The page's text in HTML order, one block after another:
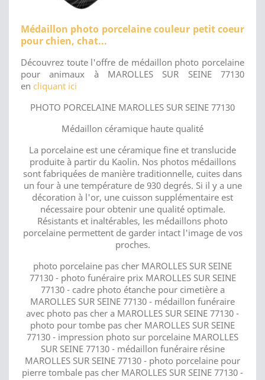
Médaillon photo porcelaine couleur petit coeur
pour chien, chat...
Découvrez toute l'offre de médaillon photo porcelaine
pour animaux à MAROLLES SUR SEINE 77130
en cliquant ici
PHOTO PORCELAINE MAROLLES SUR SEINE 77130
Médaillon céramique haute qualité
La porcelaine est une céramique fine et translucide
produite à partir du Kaolin. Nos photos médaillons
sont fabriquées de manière traditionnelle, cuites dans
un four à une température de 930 degrés. Si il y a une
décoration à l'or, une cuisson supplémentaire est
nécessaire pour obtenir une qualité optimale.
Résistants et inaltérables, les médaillons photo
porcelaine permettent de garder intact l'image de vos
proches.
photo porcelaine pas cher MAROLLES SUR SEINE
77130 - photo funéraire prix MAROLLES SUR SEINE
77130 - cadre photo étanche pour cimetière a
MAROLLES SUR SEINE 77130 - médaillon funéraire
avec photo pas cher a MAROLLES SUR SEINE 77130 -
photo pour tombe pas cher MAROLLES SUR SEINE
77130 - impression photo sur porcelaine MAROLLES
SUR SEINE 77130 - médaillon funéraire résine
MAROLLES SUR SEINE 77130 - photo porcelaine pour
pierre tombale pas cher MAROLLES SUR SEINE 77130 -